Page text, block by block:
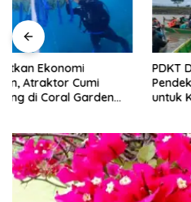
PDKT Danau Tempe :
Pendekatan Kearifan Lokal
untuk Keberlanjutan Sumber